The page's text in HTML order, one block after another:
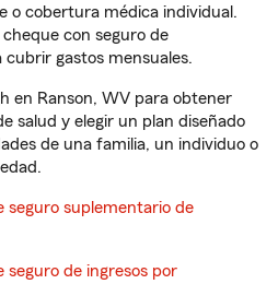
o cobertura médica individual.
con seguro de
gastos mensuales.
en Ranson, WV para obtener
salud y elegir un plan diseñado
de una familia, un individuo o
seguro suplementario de
seguro de ingresos por